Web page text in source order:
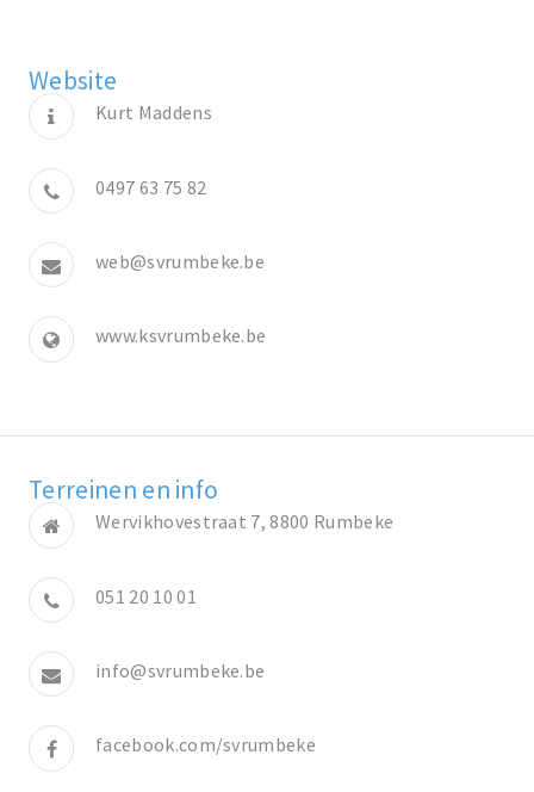
Website
Kurt Maddens
0497 63 75 82
web@svrumbeke.be
www.ksvrumbeke.be
Terreinen en info
Wervikhovestraat 7, 8800 Rumbeke
051 20 10 01
info@svrumbeke.be
facebook.com/svrumbeke